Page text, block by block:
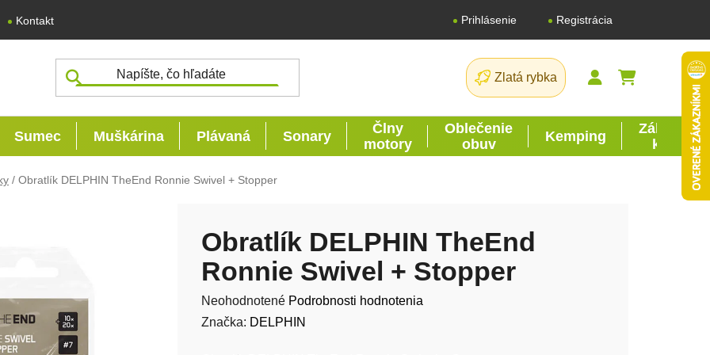
Kontakt Prihlásenie Registrácia
Zlatá rybka
NÁKUPNÝ
Sumec Muškárina Plávaná Sonary
Člny
motory
Oblečenie
obuv
Kemping
Záhrada
kutil
/ Obratlík DELPHIN TheEnd Ronnie Swivel + Stopper
Obratlík DELPHIN TheEnd
Ronnie Swivel + Stopper
Priemerné hodnotenie produktu je 0,0 z 5 hviezdičiek.
Neohodnotené Podrobnosti hodnotenia
Značka: DELPHIN